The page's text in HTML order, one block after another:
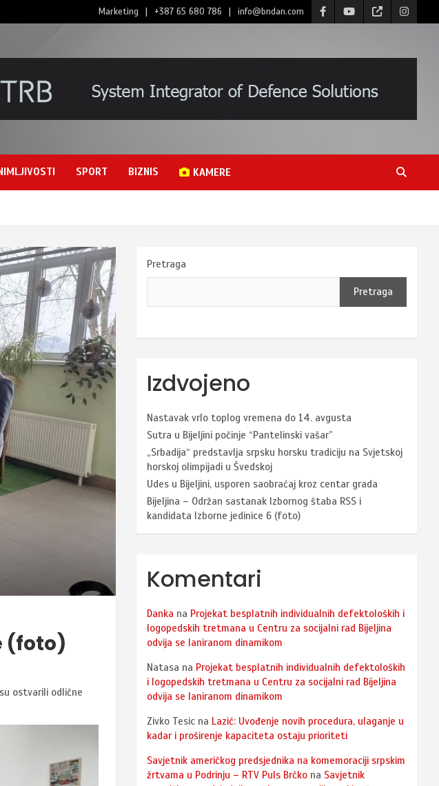
Marketing +387 65 680 786 info@bndan.com
SPORT BIZNIS KAMERE
(foto)
ostvarili odlične
Pretraga
Pretraga
Izdvojeno
Nastavak vrlo toplog vremena do 14. avgusta
Sutra u Bijeljini počinje “Pantelinski vašar”
„Srbadija“ predstavlja srpsku horsku tradiciju na Svjetskoj
horskoj olimpijadi u Švedskoj
Udes u Bijeljini, usporen saobraćaj kroz centar grada
Bijeljina – Održan sastanak Izbornog štaba RSS i
kandidata Izborne jedinice 6 (foto)
Komentari
Danka na Projekat besplatnih individualnih defektoloških i
logopedskih tretmana u Centru za socijalni rad Bijeljina
odvija se laniranom dinamikom
Natasa na Projekat besplatnih individualnih defektoloških
i logopedskih tretmana u Centru za socijalni rad Bijeljina
odvija se laniranom dinamikom
Zivko Tesic na Lazić: Uvođenje novih procedura, ulaganje u
kadar i proširenje kapaciteta ostaju prioriteti
Savjetnik američkog predsjednika na komemoraciji srpskim
žrtvama u Podrinju – RTV Puls Brčko na Savjetnik